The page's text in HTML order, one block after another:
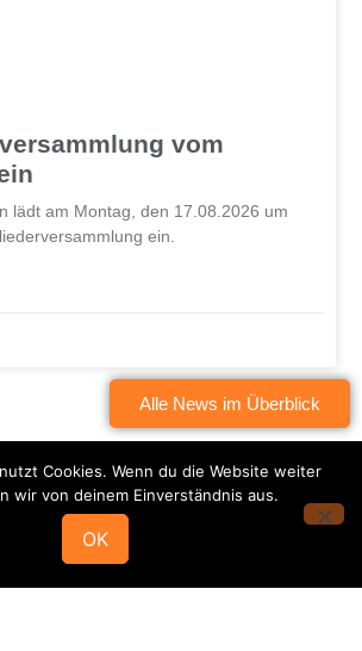
vom
lädt am Montag, den 17.08.2026 um
ein.
Alle News im Überblick
Cookies. Wenn du die Website weiter
wir von deinem Einverständnis aus.
OK